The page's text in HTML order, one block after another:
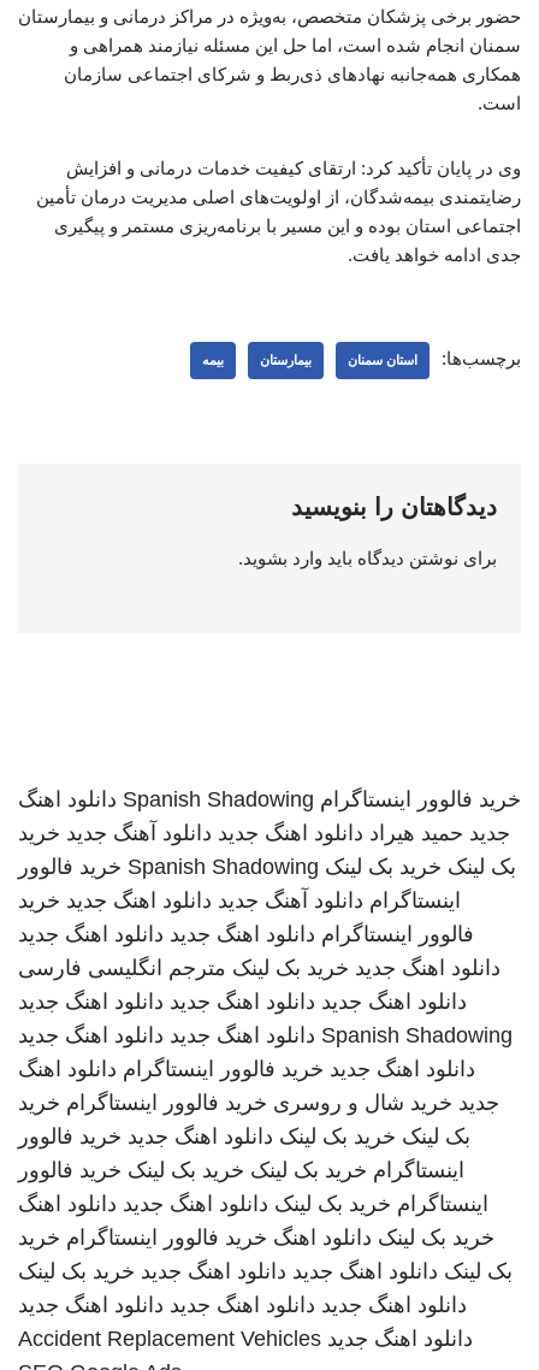
حضور برخی پزشکان متخصص، به‌ویژه در مراکز درمانی و بیمارستان
سمنان انجام شده است، اما حل این مسئله نیازمند همراهی و
همکاری همه‌جانبه نهادهای ذی‌ربط و شرکای اجتماعی سازمان
است.
وی در پایان تأکید کرد: ارتقای کیفیت خدمات درمانی و افزایش
رضایتمندی بیمه‌شدگان، از اولویت‌های اصلی مدیریت درمان تأمین
اجتماعی استان بوده و این مسیر با برنامه‌ریزی مستمر و پیگیری
جدی ادامه خواهد یافت.
برچسب‌ها: استان سمنان بیمارستان بیمه
دیدگاهتان را بنویسید
برای نوشتن دیدگاه باید وارد بشوید.
خرید فالوور اینستاگرام Spanish Shadowing دانلود اهنگ
جدید حمید هیراد دانلود اهنگ جدید دانلود آهنگ جدید خرید
بک لینک خرید بک لینک Spanish Shadowing خرید فالوور
اینستاگرام دانلود آهنگ جدید دانلود اهنگ جدید خرید
فالوور اینستاگرام دانلود اهنگ جدید دانلود اهنگ جدید
دانلود اهنگ جدید خرید بک لینک مترجم انگلیسی فارسی
دانلود اهنگ جدید دانلود اهنگ جدید دانلود اهنگ جدید
Spanish Shadowing دانلود اهنگ جدید دانلود اهنگ جدید
دانلود اهنگ جدید خرید فالوور اینستاگرام دانلود اهنگ
جدید خرید شال و روسری خرید فالوور اینستاگرام خرید
بک لینک خرید بک لینک دانلود اهنگ جدید خرید فالوور
اینستاگرام خرید بک لینک خرید بک لینک خرید فالوور
اینستاگرام خرید بک لینک دانلود اهنگ جدید دانلود اهنگ
خرید بک لینک دانلود اهنگ خرید فالوور اینستاگرام خرید
بک لینک دانلود اهنگ جدید دانلود اهنگ جدید خرید بک لینک
دانلود اهنگ جدید دانلود اهنگ جدید دانلود اهنگ جدید
دانلود اهنگ جدید Accident Replacement Vehicles